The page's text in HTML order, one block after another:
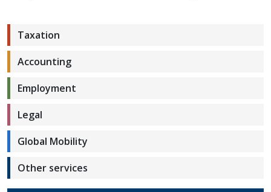
Taxation
Accounting
Employment
Legal
Global Mobility
Other services